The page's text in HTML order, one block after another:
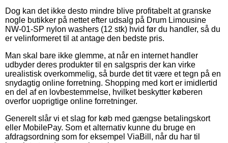
Dog kan det ikke desto mindre blive profitabelt at granske
nogle butikker på nettet efter udsalg på Drum Limousine
NW-01-SP nylon washers (12 stk) hvid før du handler, så du
er velinformeret til at antage den bedste pris.
Man skal bare ikke glemme, at når en internet handler
udbyder deres produkter til en salgspris der kan virke
urealistisk overkommelig, så burde det tit være et tegn på en
snydagtig online forretning. Shopping med kort er imidlertid
en del af en lovbestemmelse, hvilket beskytter køberen
overfor uoprigtige online forretninger.
Generelt slår vi et slag for køb med gængse betalingskort
eller MobilePay. Som et alternativ kunne du bruge en
afdragsordning som for eksempel ViaBill, når du har til